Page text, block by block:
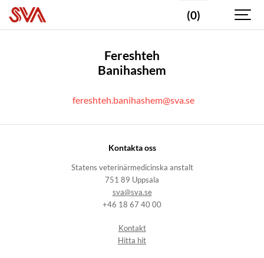
(0)
Fereshteh
Banihashem
fereshteh.banihashem@sva.se
Kontakta oss
Statens veterinärmedicinska anstalt
751 89 Uppsala
sva@sva.se
+46 18 67 40 00
Kontakt
Hitta hit